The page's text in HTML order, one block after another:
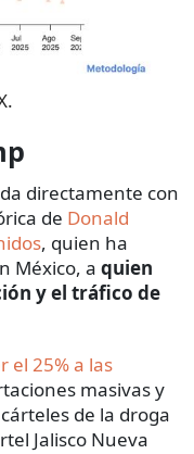
directamente con
de Donald
, quien ha
México, a quien
y el tráfico de
el 25% a las
masivas y
de la droga
Jalisco Nueva